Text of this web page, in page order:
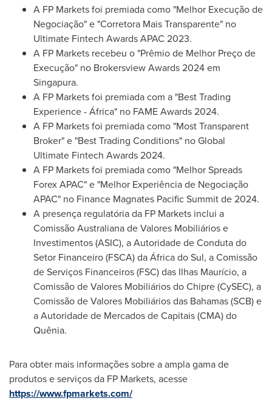
A FP Markets foi premiada como "Melhor Execução de
Negociação" e "Corretora Mais Transparente" no
Ultimate Fintech Awards APAC 2023.
A FP Markets recebeu o "Prêmio de Melhor Preço de
Execução" no Brokersview Awards 2024 em
Singapura.
A FP Markets foi premiada com a "Best Trading
Experience - África" no FAME Awards 2024.
A FP Markets foi premiada como "Most Transparent
Broker" e "Best Trading Conditions" no Global
Ultimate Fintech Awards 2024.
A FP Markets foi premiada como "Melhor Spreads
Forex APAC" e "Melhor Experiência de Negociação
APAC" no Finance Magnates Pacific Summit de 2024.
A presença regulatória da FP Markets inclui a
Comissão Australiana de Valores Mobiliários e
Investimentos (ASIC), a Autoridade de Conduta do
Setor Financeiro (FSCA) da África do Sul, a Comissão
de Serviços Financeiros (FSC) das Ilhas Maurício, a
Comissão de Valores Mobiliários do Chipre (CySEC), a
Comissão de Valores Mobiliários das Bahamas(SCB) e
a Autoridade de Mercados de Capitais (CMA) do
Quênia.
Para obter mais informações sobre a ampla gama de
produtos e serviços da FP Markets, acesse
https://www.fpmarkets.com/